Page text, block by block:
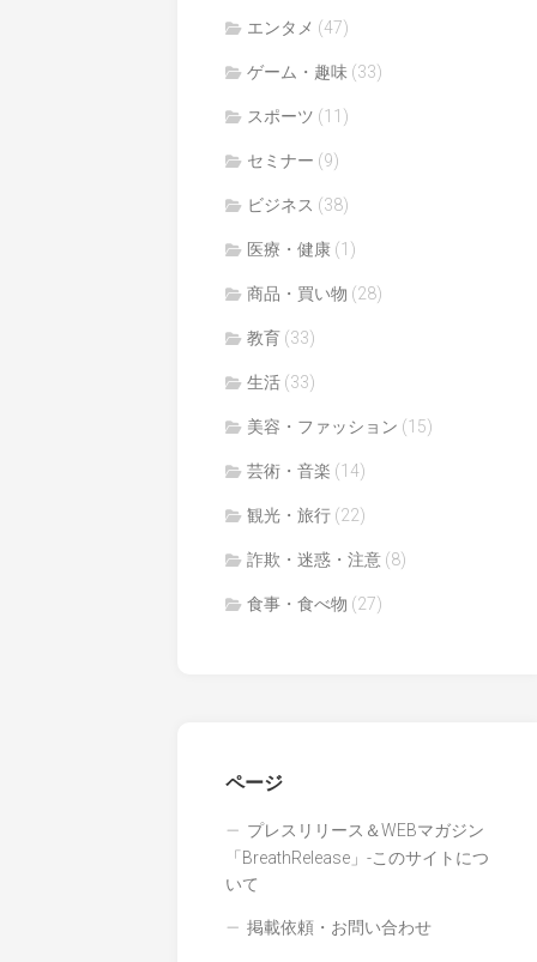
エンタメ (47)
ゲーム・趣味 (33)
スポーツ (11)
セミナー (9)
ビジネス (38)
医療・健康 (1)
商品・買い物 (28)
教育 (33)
生活 (33)
美容・ファッション (15)
芸術・音楽 (14)
観光・旅行 (22)
詐欺・迷惑・注意 (8)
食事・食べ物 (27)
ページ
プレスリリース＆WEBマガジン
「BreathRelease」-このサイトにつ
いて
掲載依頼・お問い合わせ